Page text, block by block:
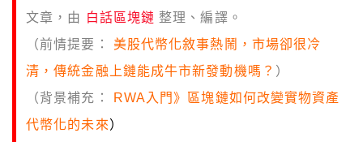
文章，由 白話區塊鏈 整理、編譯。
（前情提要：
美股代幣化敘事熱鬧，市場卻很冷
清，傳統金融上鏈能成牛市新發動機嗎？ ）
（背景補充：
RWA入門》區塊鏈如何改變實物資產
代幣化的未來）